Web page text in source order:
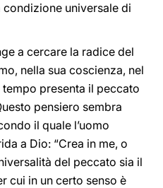
condizione universale di
a cercare la radice del
nella sua coscienza, nel
presenta il peccato
pensiero sembra
il quale l’uomo
a Dio: “Crea in me, o
del peccato sia il
cui in un certo senso è